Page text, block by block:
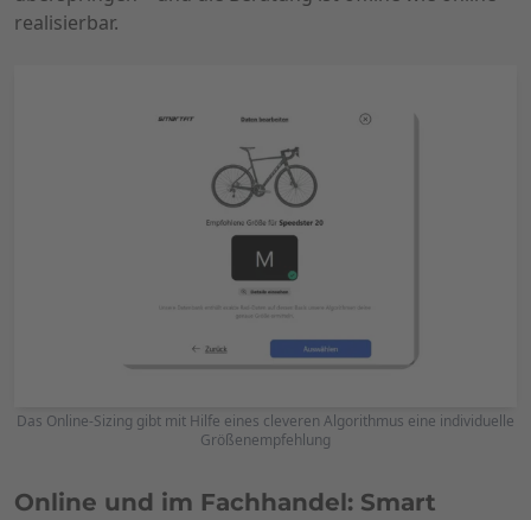
realisierbar.
Das Online-Sizing gibt mit Hilfe eines cleveren Algorithmus eine individuelle
Größenempfehlung
Online und im Fachhandel: Smart